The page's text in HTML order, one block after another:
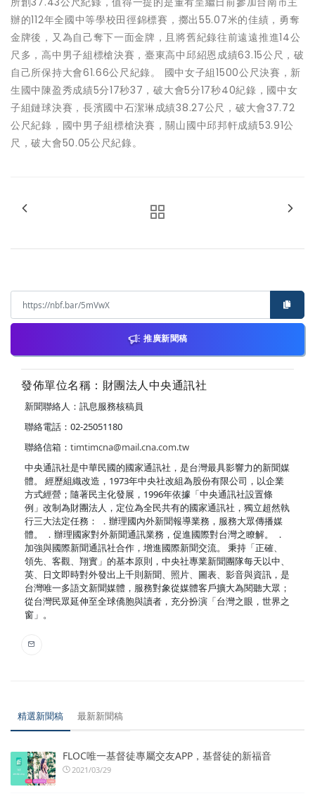
辦的112年全國中等學校田徑錦標賽，擲出55.07米的佳績，勇奪
金牌後，又為自己奪下一面金牌，且將舊紀錄往前遠遠推進14公
尺多，高中男子組標槍決賽，臺東高中邱紹恩成績63.15公尺，破
自己所保持大會61.66公尺紀錄。 國中女子組1500公尺決賽，新
生國中陳盈秀成績5分17秒37，破大會5分17秒40紀錄，國中女
子組鏈球決賽，長濱國中石潔琳成績38.27公尺，破大會37.72
公尺紀錄，國中男子組標槍決賽，關山國中邱邦軒成績53.91公
尺，破大會50.05公尺紀錄。
推廣新聞稿
發佈單位名稱：財團法人中央通訊社
新聞聯絡人：訊息服務核稿員
聯絡電話：02-25051180
聯絡信箱： timtimcna@mail.cna.com.tw
中央通訊社是中華民國的國家通訊社，是台灣最具影響力的新聞媒
體。 經歷組織改造，1973年中央社改組為股份有限公司，以企業
方式經營；隨著民主化發展，1996年依據「中央通訊社設置條
例」改制為財團法人，定位為全民共有的國家通訊社，獨立超然執
行三大法定任務： ．辦理國內外新聞報導業務，服務大眾傳播媒
體。 ．辦理國家對外新聞通訊業務，促進國際對台灣之瞭解。 ．
加強與國際新聞通訊社合作，增進國際新聞交流。 秉持「正確、
領先、客觀、翔實」的基本原則，中央社專業新聞團隊每天以中、
英、日文即時對外發出上千則新聞、照片、圖表、影音與資訊，是
台灣唯一多語文新聞媒體，服務對象從媒體客戶擴大為閱聽大眾；
從台灣民眾延伸至全球僑胞與讀者，充分扮演「台灣之眼，世界之
窗」。
精選新聞稿 最新新聞稿
FLOC唯一基督徒專屬交友APP，基督徒的新福音
2021/03/29